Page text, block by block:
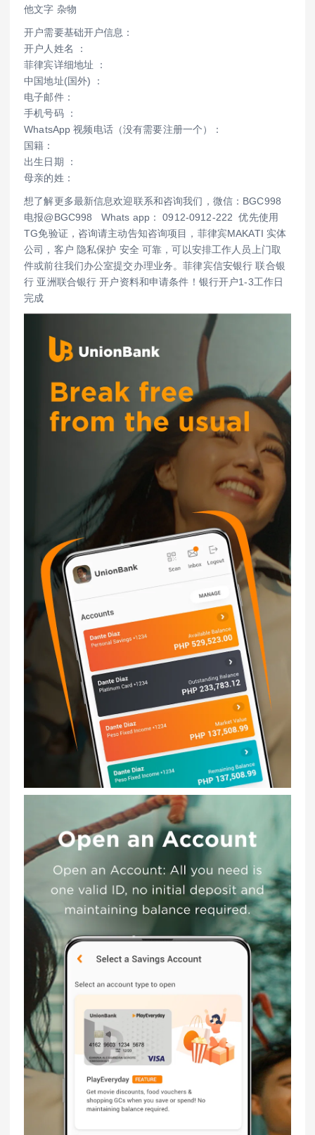
他文字 杂物
开户需要基础开户信息：
开户人姓名 ：
菲律宾详细地址 ：
中国地址(国外) ：
电子邮件：
手机号码 ：
WhatsApp 视频电话（没有需要注册一个）：
国籍：
出生日期 ：
母亲的姓：
想了解更多最新信息欢迎联系和咨询我们，微信：BGC998
电报@BGC998 Whats app： 0912-0912-222 优先使用
TG免验证，咨询请主动告知咨询项目，菲律宾MAKATI 实体
公司，客户 隐私保护 安全 可靠，可以安排工作人员上门取
件或前往我们办公室提交办理业务。菲律宾信安银行 联合银
行 亚洲联合银行 开户资料和申请条件！银行开户1-3工作日
完成